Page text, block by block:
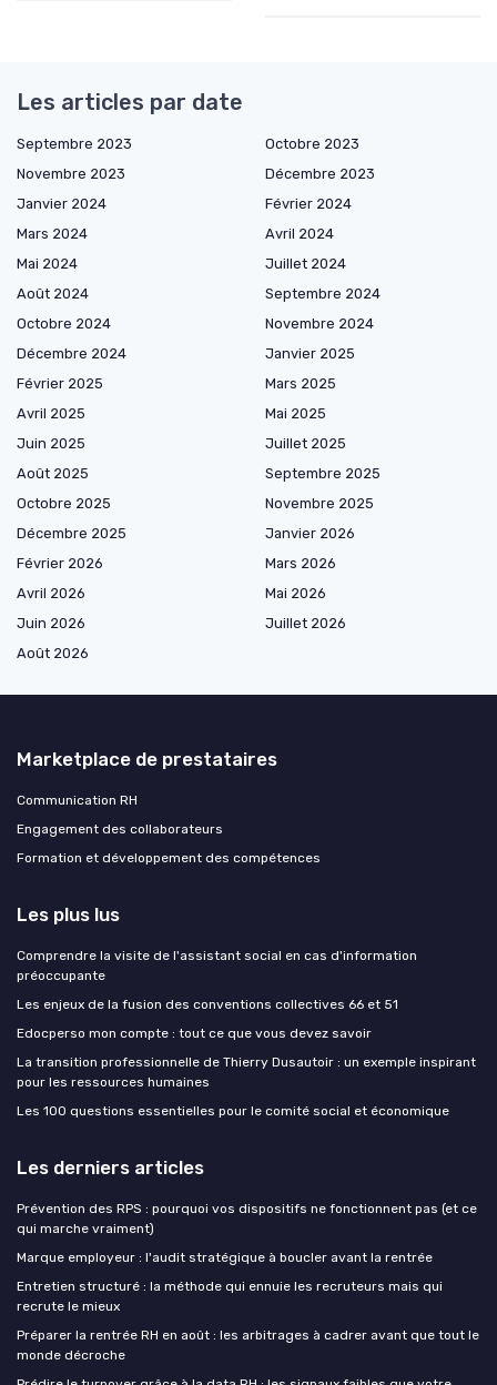
Les articles par date
Septembre 2023
Octobre 2023
Novembre 2023
Décembre 2023
Janvier 2024
Février 2024
Mars 2024
Avril 2024
Mai 2024
Juillet 2024
Août 2024
Septembre 2024
Octobre 2024
Novembre 2024
Décembre 2024
Janvier 2025
Février 2025
Mars 2025
Avril 2025
Mai 2025
Juin 2025
Juillet 2025
Août 2025
Septembre 2025
Octobre 2025
Novembre 2025
Décembre 2025
Janvier 2026
Février 2026
Mars 2026
Avril 2026
Mai 2026
Juin 2026
Juillet 2026
Août 2026
Marketplace de prestataires
Communication RH
Engagement des collaborateurs
Formation et développement des compétences
Les plus lus
Comprendre la visite de l'assistant social en cas d'information
préoccupante
Les enjeux de la fusion des conventions collectives 66 et 51
Edocperso mon compte : tout ce que vous devez savoir
La transition professionnelle de Thierry Dusautoir : un exemple inspirant
pour les ressources humaines
Les 100 questions essentielles pour le comité social et économique
Les derniers articles
Prévention des RPS : pourquoi vos dispositifs ne fonctionnent pas (et ce
qui marche vraiment)
Marque employeur : l'audit stratégique à boucler avant la rentrée
Entretien structuré : la méthode qui ennuie les recruteurs mais qui
recrute le mieux
Préparer la rentrée RH en août : les arbitrages à cadrer avant que tout le
monde décroche